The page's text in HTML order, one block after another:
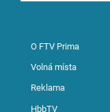
O FTV Prima
Volná místa
Reklama
HbbTV